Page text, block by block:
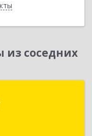
соседних
Город Донецк,